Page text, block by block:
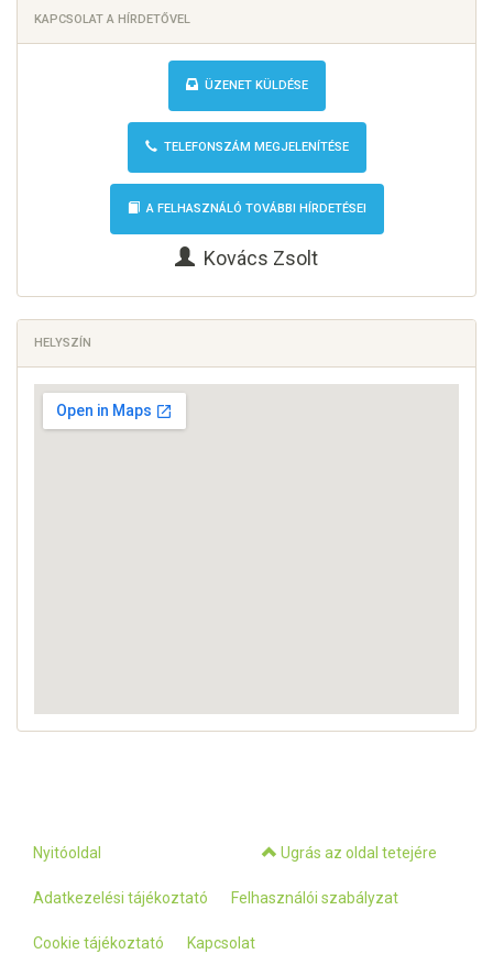
KAPCSOLAT A HÍRDETŐVEL
ÜZENET KÜLDÉSE
TELEFONSZÁM MEGJELENÍTÉSE
A FELHASZNÁLÓ TOVÁBBI HÍRDETÉSEI
Kovács Zsolt
HELYSZÍN
Ugrás az oldal tetejére
Nyitóoldal
Adatkezelési tájékoztató Felhasználói szabályzat
Cookie tájékoztató Kapcsolat